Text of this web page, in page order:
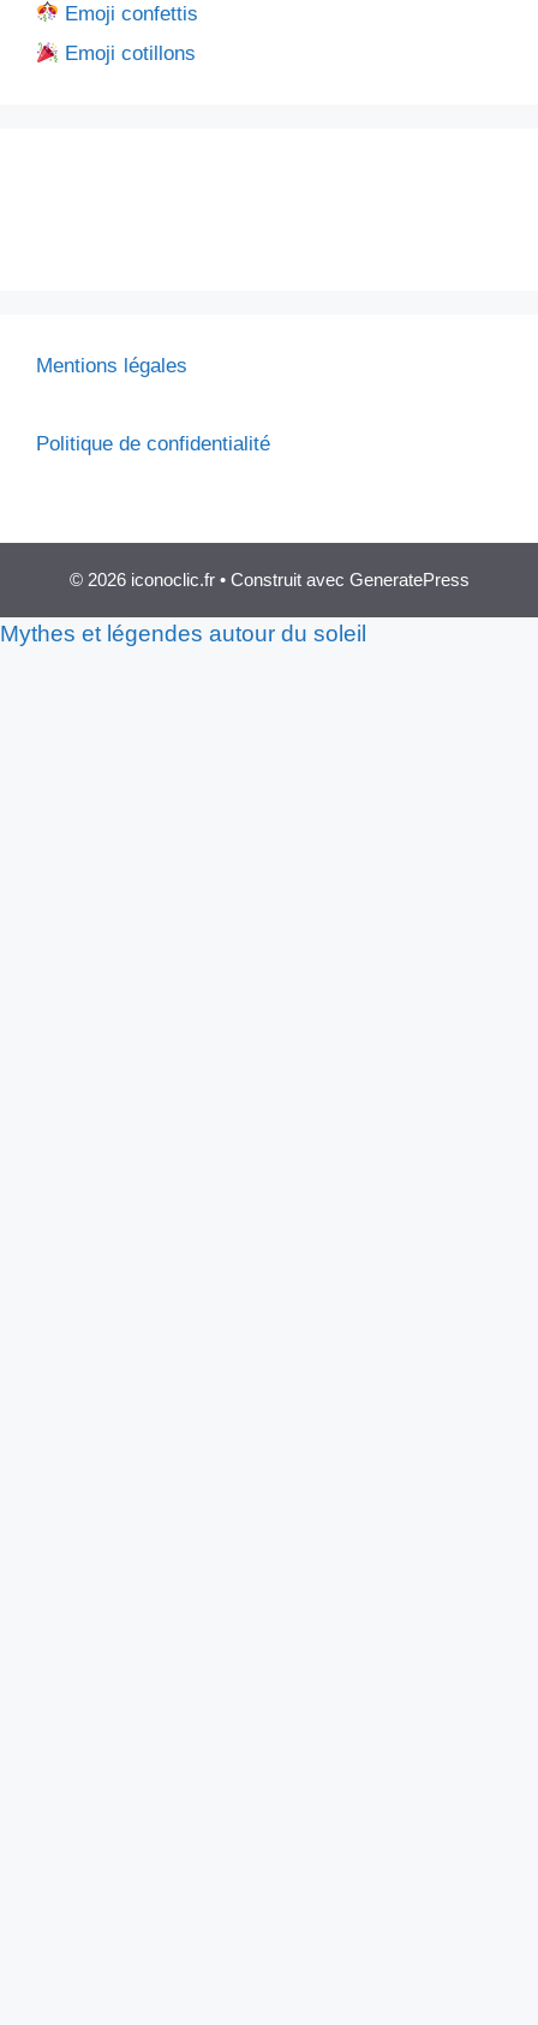
Emoji confettis
Emoji cotillons
Mentions légales
Politique de confidentialité
© 2026 iconoclic.fr• Construit avec GeneratePress
Mythes et légendes autour du soleil